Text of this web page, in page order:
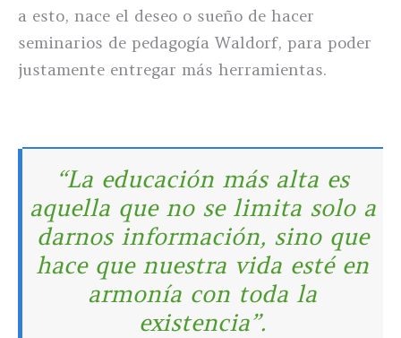
a esto, nace el deseo o sueño de hacer
seminarios de pedagogía Waldorf, para poder
justamente entregar más herramientas.
“La educación más alta es
aquella que no se limita solo a
darnos información, sino que
hace que nuestra vida esté en
armonía con toda la
existencia”.